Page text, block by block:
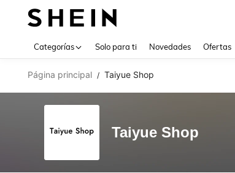
Categorías Solo para ti Novedades Ofertas
Página principal / Taiyue Shop
Taiyue Shop